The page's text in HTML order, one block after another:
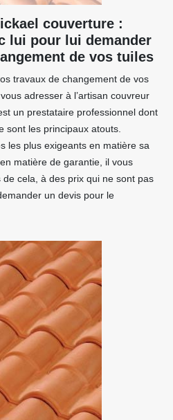
couverture :
lui pour lui demander
de vos tuiles
travaux de changement de vos
adresser à l’artisan couvreur
un prestataire professionnel dont
sont les principaux atouts.
les plus exigeants en matière sa
matière de garantie, il vous
cela, à des prix qui ne sont pas
un devis pour le